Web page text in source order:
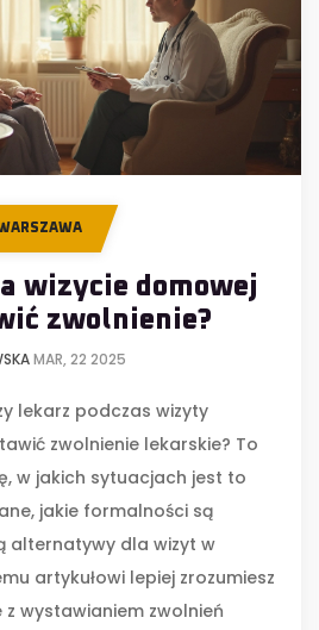
wizycie domowej
zwolnienie?
MAR, 22 2025
lekarz podczas wizyty
zwolnienie lekarskie? To
w jakich sytuacjach jest to
jakie formalności są
alternatywy dla wizyt w
artykułowi lepiej zrozumiesz
wystawianiem zwolnień